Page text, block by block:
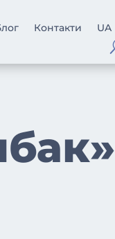
Контакти UA